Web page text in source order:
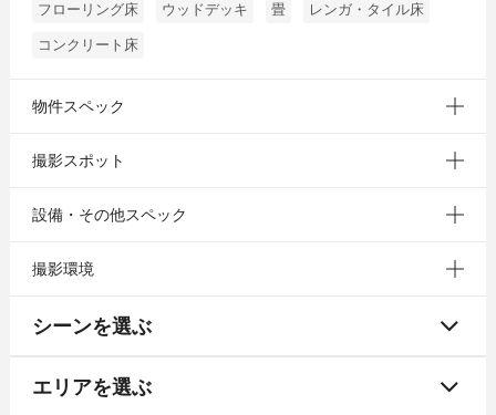
フローリング床 ウッドデッキ 畳 レンガ・タイル床
コンクリート床
物件スペック
撮影スポット
設備・その他スペック
撮影環境
シーンを選ぶ
エリアを選ぶ